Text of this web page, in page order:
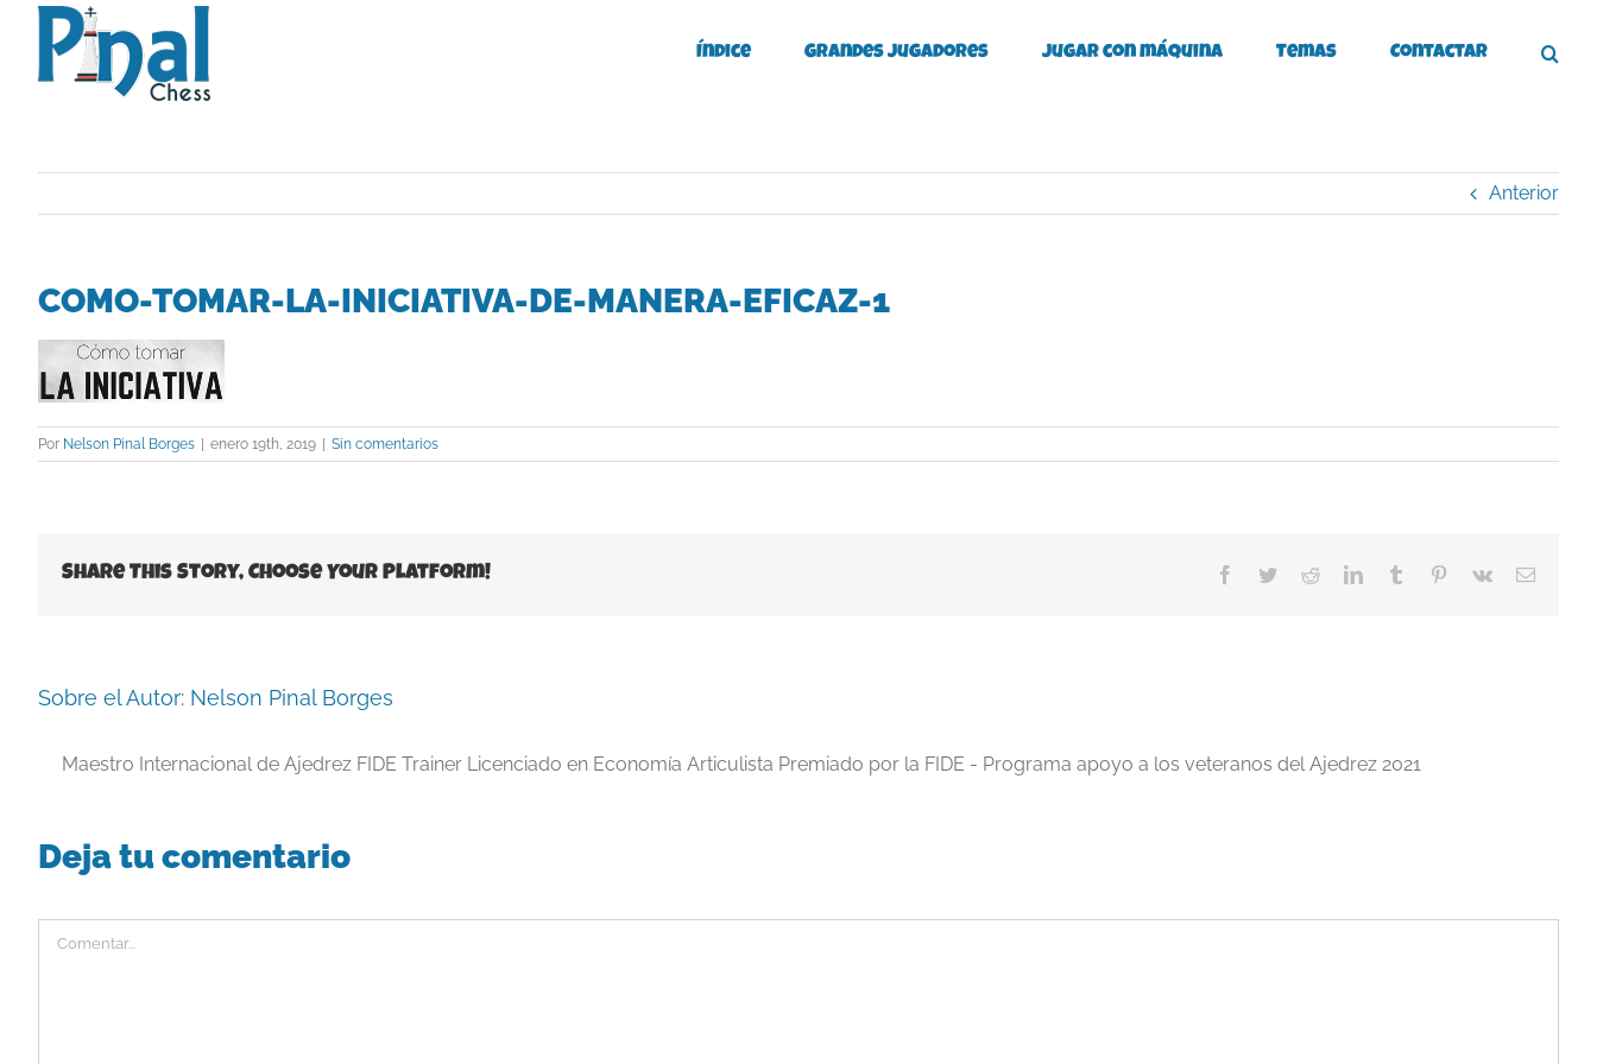
Saltar
contenido
Índice Grandes Jugadores Jugar con máquina Temas Contactar
Anterior
COMO-TOMAR-LA-INICIATIVA-DE-MANERA-EFICAZ-1
Por Nelson Pinal Borges | enero 19th, 2019 | Sin comentarios
Share This Story, Choose Your Platform! Facebook
TwitterRedditLinkedInTumblr Pinterest
Vk
Correo
Sobre el Autor: Nelson Pinal Borges
Maestro Internacional de Ajedrez FIDE Trainer Licenciado en Economía Articulista Premiado por la FIDE - Programa apoyo a los veteranos del Ajedrez 2021
Deja tu comentario